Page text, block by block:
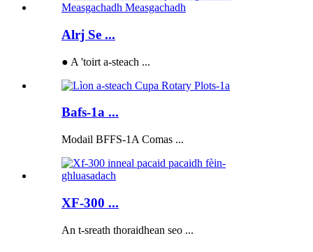
Alrj Se ...
● A 'toirt a-steach ...
Bafs-1a ...
Modail BFFS-1A Comas ...
XF-300 ...
An t-sreath thoraidhean seo ...